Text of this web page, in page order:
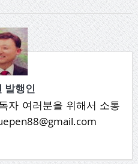
발행인
자 여러분을 위해서 소통